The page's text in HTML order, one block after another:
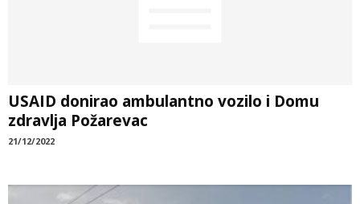
USAID donirao ambulantno vozilo i Domu
zdravlja Požarevac
21/12/2022